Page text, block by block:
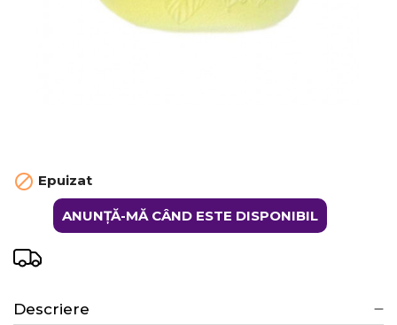
 Epuizat
ANUNȚĂ-MĂ CÂND ESTE DISPONIBIL
Descriere